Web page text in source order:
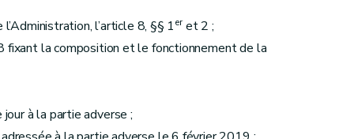
l’article 8, §§ 1eret 2 ;
fixant la composition et le fonctionnement de la
à la partie adverse ;